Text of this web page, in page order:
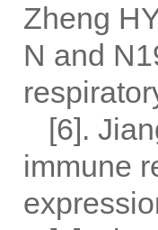
Zheng
N and
[6].
immune